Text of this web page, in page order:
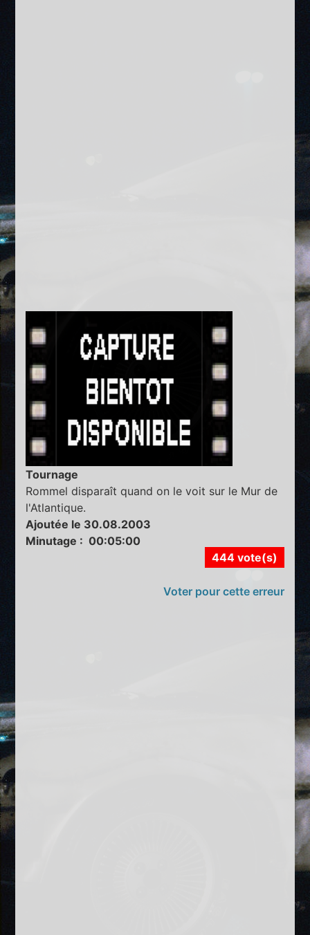
Tournage
Rommel disparaît quand on le voit sur le Mur de
l'Atlantique.
Ajoutée le 30.08.2003
Minutage : 00:05:00
444 vote(s)
Voter pour cette erreur